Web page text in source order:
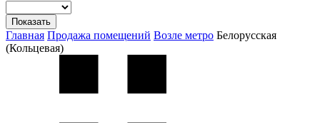
Показать
Главная Продажа помещений Возле метро Белорусская
(Кольцевая)